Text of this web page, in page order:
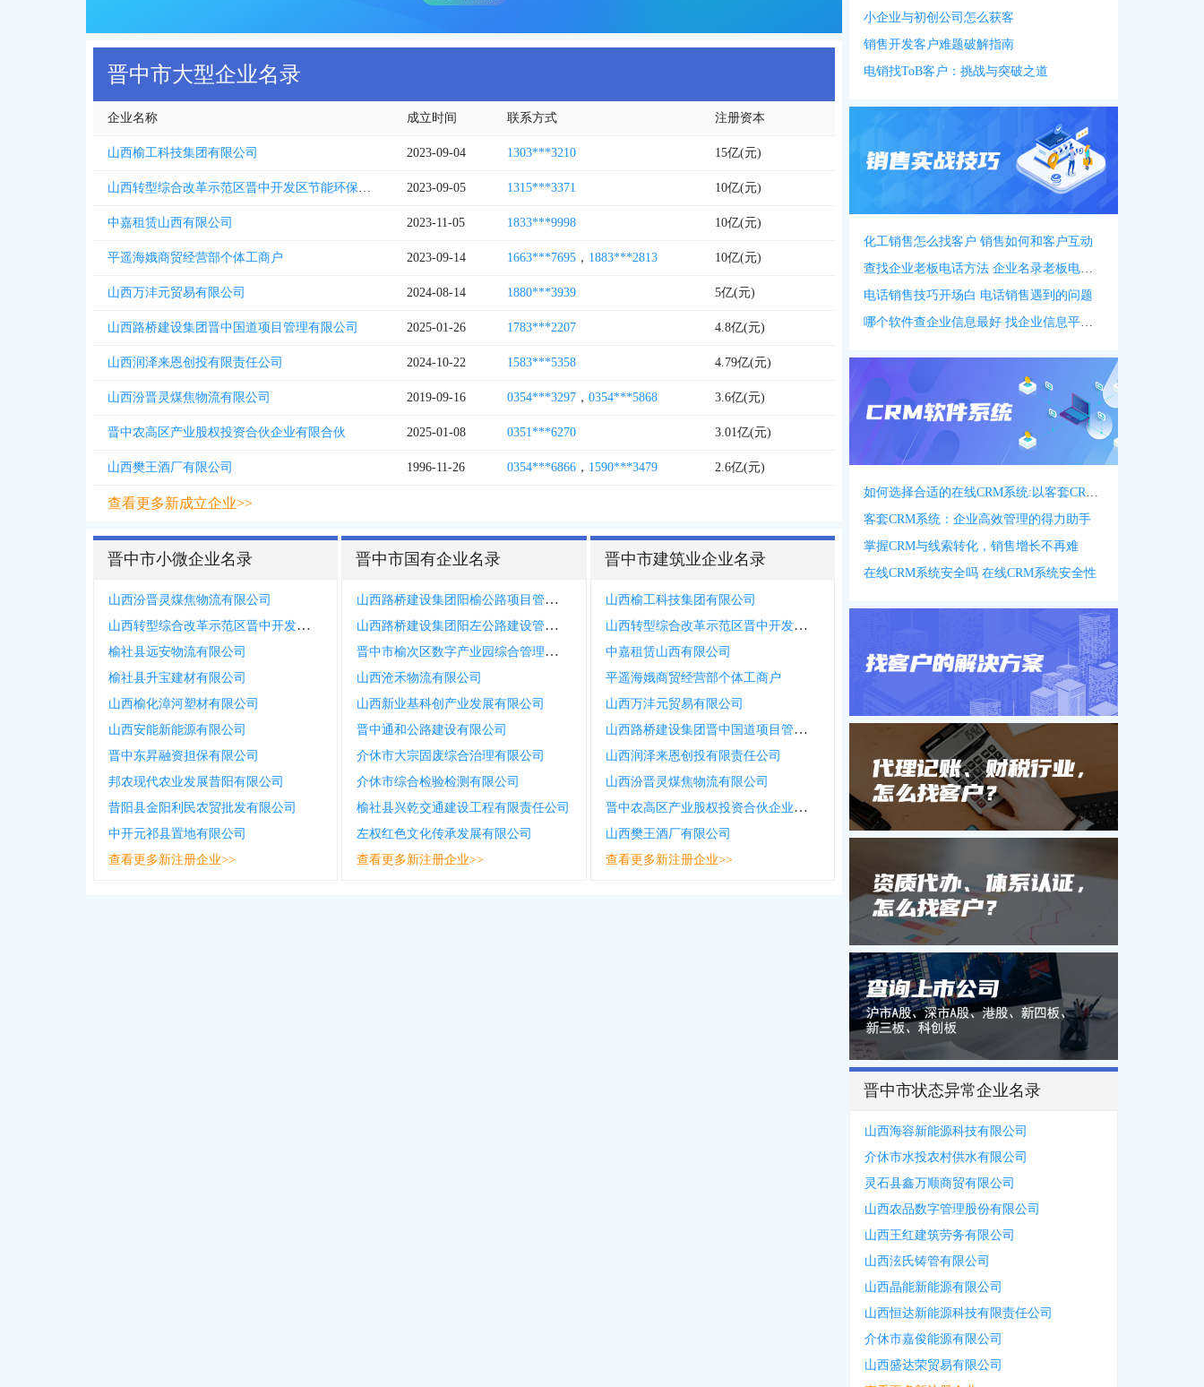
晋中市大型企业名录
企业名称 成立时间 联系方式 注册资本
山西榆工科技集团有限公司 2023-09-04 1303***3210 15亿(元)
山西转型综合改革示范区晋中开发区节能环保科技有限公司 2023-09-05 1315***3371 10亿(元)
中嘉租赁山西有限公司 2023-11-05 1833***9998 10亿(元)
平遥海娥商贸经营部个体工商户 2023-09-14 1663***7695 ， 1883***2813 10亿(元)
山西万沣元贸易有限公司 2024-08-14 1880***3939 5亿(元)
山西路桥建设集团晋中国道项目管理有限公司 2025-01-26 1783***2207 4.8亿(元)
山西润泽来恩创投有限责任公司 2024-10-22 1583***5358 4.79亿(元)
山西汾晋灵煤焦物流有限公司 2019-09-16 0354***3297 ， 0354***5868 3.6亿(元)
晋中农高区产业股权投资合伙企业有限合伙 2025-01-08 0351***6270 3.01亿(元)
山西樊王酒厂有限公司 1996-11-26 0354***6866 ， 1590***3479 2.6亿(元)
查看更多新成立企业>>
晋中市小微企业名录
山西汾晋灵煤焦物流有限公司
山西转型综合改革示范区晋中开发区嘉晟伟业投资建设有限公司
榆社县远安物流有限公司
榆社县升宝建材有限公司
山西榆化漳河塑材有限公司
山西安能新能源有限公司
晋中东昇融资担保有限公司
邦农现代农业发展昔阳有限公司
昔阳县金阳利民农贸批发有限公司
中开元祁县置地有限公司
查看更多新注册企业>>
晋中市国有企业名录
山西路桥建设集团阳榆公路项目管理有限公司
山西路桥建设集团阳左公路建设管理有限公司
晋中市榆次区数字产业园综合管理运营有限公司
山西沧禾物流有限公司
山西新业基科创产业发展有限公司
晋中通和公路建设有限公司
介休市大宗固废综合治理有限公司
介休市综合检验检测有限公司
榆社县兴乾交通建设工程有限责任公司
左权红色文化传承发展有限公司
查看更多新注册企业>>
晋中市建筑业企业名录
山西榆工科技集团有限公司
山西转型综合改革示范区晋中开发区节能环保科技有限公司
中嘉租赁山西有限公司
平遥海娥商贸经营部个体工商户
山西万沣元贸易有限公司
山西路桥建设集团晋中国道项目管理有限公司
山西润泽来恩创投有限责任公司
山西汾晋灵煤焦物流有限公司
晋中农高区产业股权投资合伙企业有限合伙
山西樊王酒厂有限公司
查看更多新注册企业>>
小企业与初创公司怎么获客
销售开发客户难题破解指南
电销找ToB客户：挑战与突破之道
化工销售怎么找客户 销售如何和客户互动
查找企业老板电话方法 企业名录老板电话名录
电话销售技巧开场白 电话销售遇到的问题
哪个软件查企业信息最好 找企业信息平台 app
如何选择合适的在线CRM系统:以客套CRM系统为例
客套CRM系统：企业高效管理的得力助手
掌握CRM与线索转化，销售增长不再难
在线CRM系统安全吗 在线CRM系统安全性
晋中市状态异常企业名录
山西海容新能源科技有限公司
介休市水投农村供水有限公司
灵石县鑫万顺商贸有限公司
山西农品数字管理股份有限公司
山西王红建筑劳务有限公司
山西泫氏铸管有限公司
山西晶能新能源有限公司
山西恒达新能源科技有限责任公司
介休市嘉俊能源有限公司
山西盛达荣贸易有限公司